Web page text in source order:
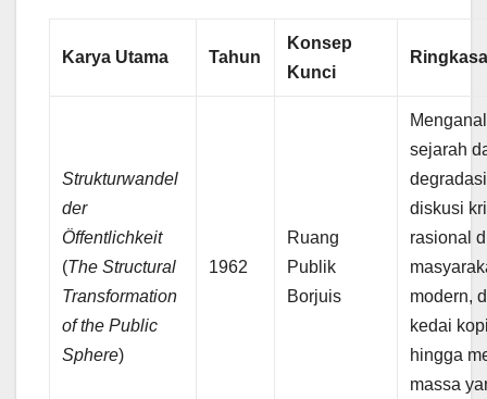
Karya Utama Tahun
Konsep
Kunci
Strukturwandel
der
Öffentlichkeit
(The Structural
Transformation
of the Public
Sphere)
1962
Ruang
Publik
Borjuis
sejarah
diskusi
rasional
modern,
kedai
hingga
massa